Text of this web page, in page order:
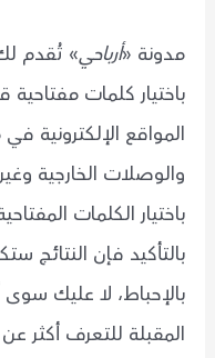
مدونة «أرباحي» تُقدم
باختيار كلمات
المواقع الإلكترونية
والوصلات الخارجية
باختيار الكلمات
بالتأكيد فإن
بالإحباط، لا عليك سوى
المقبلة للتعرف أكثر